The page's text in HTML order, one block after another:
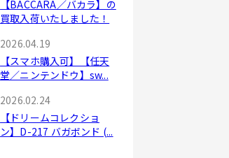
【BACCARA／バカラ】の
買取入荷いたしました！
2026.04.19
【スマホ購入可】【任天
堂／ニンテンドウ】sw...
2026.02.24
【ドリームコレクショ
ン】D-217 バガボンド (...